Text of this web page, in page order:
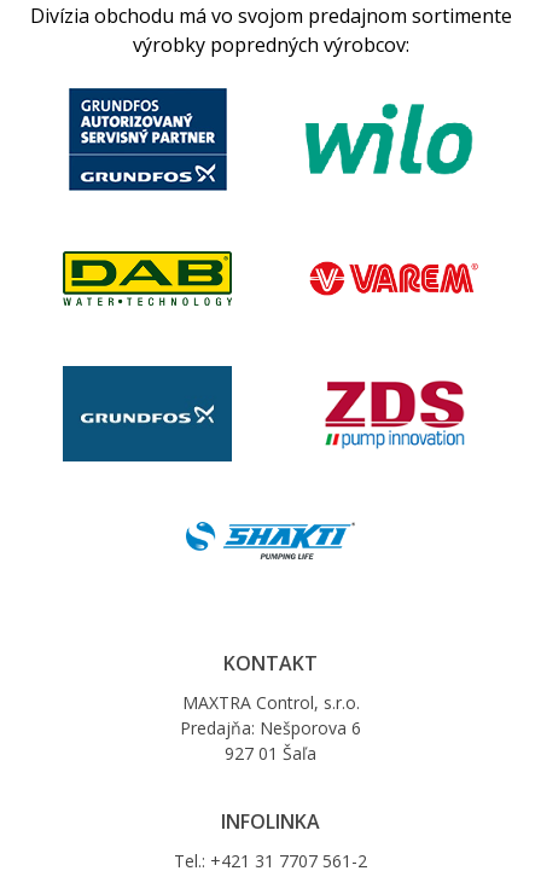
Divízia obchodu má vo svojom predajnom sortimente
výrobky popredných výrobcov:
KONTAKT
MAXTRA Control, s.r.o.
Predajňa: Nešporova 6
927 01 Šaľa
INFOLINKA
Tel.: +421 31 7707 561-2